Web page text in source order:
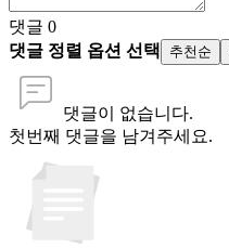
댓글 0
댓글 정렬 옵션 선택
추천순
댓글이 없습니다.
첫번째 댓글을 남겨주세요.